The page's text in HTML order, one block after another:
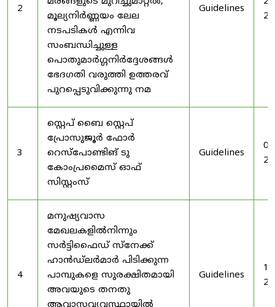
2
മൂല്യനിർണ്ണയം ലേല
നടപടികൾ എന്നിവ
സംബന്ധിച്ചുള്ള
പൊതുമാർഗ്ഗനിർദ്ദേശങ്ങൾ
ഭേദഗതി വരുത്തി ഉത്തരവ്
പുറപ്പെടുവിക്കുന്നു നമ
Guidelines
3
സ്റ്റെപ് ബൈ സ്റ്റെപ്
പ്രോസുജൂർ ഫോർ
റെസ്‌പോണ്ടിങ് ടു
കോംപ്രമൈസ് ഓഫ്
സിസ്റ്റംസ്
Guidelines
4
മനുഷ്യവാസ
മേഖലകളിൽനിന്നും
സർട്ടിഫൈഡ് സ്നേക്ക്
ഹാൻഡ്‌ലർമാർ പിടിക്കുന്ന
പാമ്പുകളെ സുരക്ഷിതമായി
അവയുടെ തനതു
Guidelines